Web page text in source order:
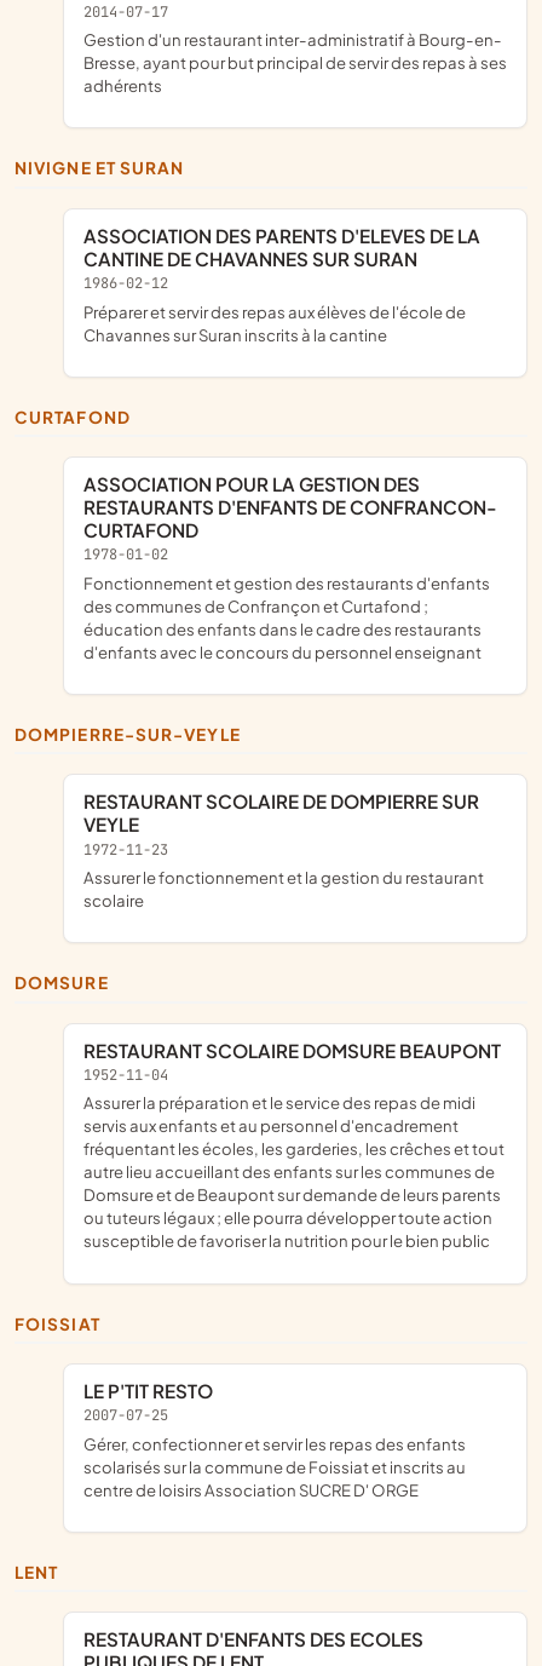
2014-07-17
gestion d'un restaurant inter-administratif à Bourg-en-
Bresse, ayant pour but principal de servir des repas à ses
adhérents
NIVIGNE ET SURAN
ASSOCIATION DES PARENTS D'ELEVES DE LA
CANTINE DE CHAVANNES SUR SURAN
1986-02-12
préparer et servir des repas aux élèves de l'école de
Chavannes sur Suran inscrits à la cantine
CURTAFOND
ASSOCIATION POUR LA GESTION DES
RESTAURANTS D'ENFANTS DE CONFRANCON-
CURTAFOND
1978-01-02
fonctionnement et gestion des restaurants d'enfants
des communes de Confrançon et Curtafond ;
éducation des enfants dans le cadre des restaurants
d'enfants avec le concours du personnel enseignant
DOMPIERRE-SUR-VEYLE
RESTAURANT SCOLAIRE DE DOMPIERRE SUR
VEYLE
1972-11-23
assurer le fonctionnement et la gestion du restaurant
scolaire
DOMSURE
RESTAURANT SCOLAIRE DOMSURE BEAUPONT
1952-11-04
assurer la préparation et le service des repas de midi
servis aux enfants et au personnel d'encadrement
fréquentant les écoles, les garderies, les crêches et tout
autre lieu accueillant des enfants sur les communes de
Domsure et de Beaupont sur demande de leurs parents
ou tuteurs légaux ; elle pourra développer toute action
susceptible de favoriser la nutrition pour le bien public
FOISSIAT
LE P'TIT RESTO
2007-07-25
gérer, confectionner et servir les repas des enfants
scolarisés sur la commune de Foissiat et inscrits au
centre de loisirs Association SUCRE D' ORGE
LENT
RESTAURANT D'ENFANTS DES ECOLES